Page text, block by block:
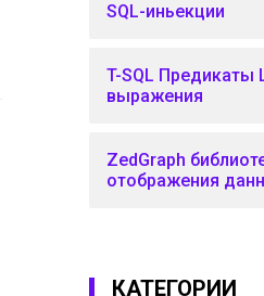
SQL-иньекции
T-SQL Предикаты
выражения
ZedGraph
отображения
КАТЕГОРИИ